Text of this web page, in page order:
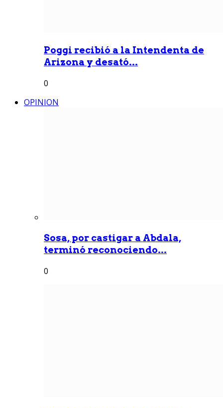
Poggi recibió a la Intendenta de
Arizona y desató...
0
OPINION
Sosa, por castigar a Abdala,
terminó reconociendo...
0